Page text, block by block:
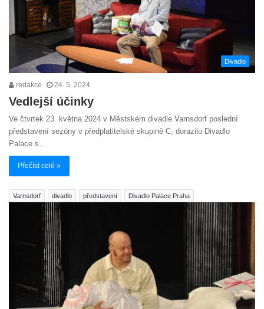
Divadlo
redakce 24. 5. 2024
Vedlejší účinky
Ve čtvrtek 23. května 2024 v Městském divadle Varnsdorf poslední
představení sezóny v předplatitelské skupině C, dorazilo Divadlo
Palace s…
Přečíst celé »
Varnsdorf divadlo představení Divadlo Palace Praha